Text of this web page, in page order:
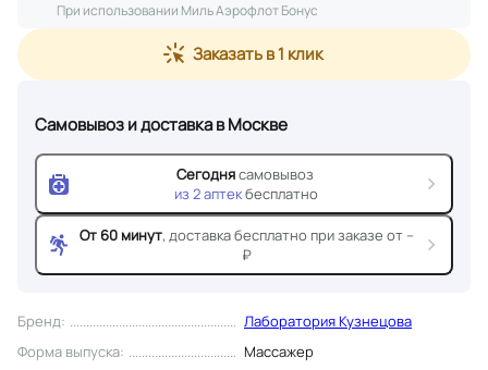
Бренд:
Лаборатория Кузнецова
Форма выпуска:
Массажер
При использовании Миль Аэрофлот Бонус
Заказать в 1 клик
Самовывоз и доставкав Москве
Сегоднясамовывоз
из 2аптекбесплатно
От 60 минут, доставкабесплатно при заказе от --
₽